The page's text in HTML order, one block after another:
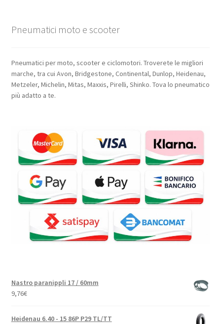
Pneumatici moto e scooter
Pneumatici per moto, scooter e ciclomotori. Troverete le migliori
marche, tra cui Avon, Bridgestone, Continental, Dunlop, Heidenau,
Metzeler, Michelin, Mitas, Maxxis, Pirelli, Shinko. Tova lo pneumatico
più adatto a te.
Nastro paranippli 17 / 60mm
9,76€
Heidenau 6.40 - 15 86P P29 TL/TT